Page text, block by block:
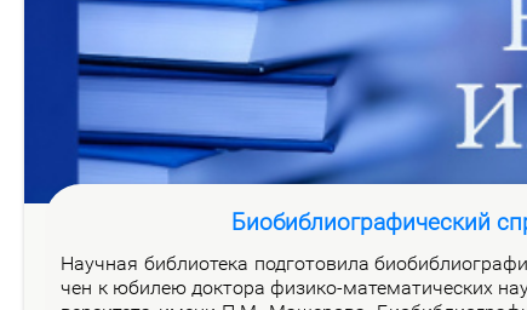
Биобиблиографический
На­уч­ная биб­лио­те­ка под­го­то­ви­ла
чен к юби­лею док­то­ра физи­ко-ма­те­ма­ти­че­ских